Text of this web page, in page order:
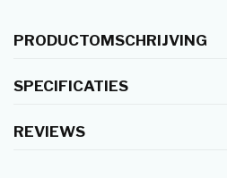
PRODUCTOMSCHRIJVING
SPECIFICATIES
REVIEWS